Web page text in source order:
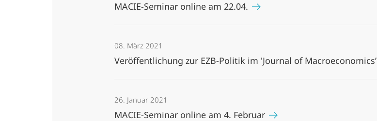
MACIE-Seminar online am 22.04.
08. März 2021
Veröffentlichung zur EZB-Politik im 'Journal of Macroeconomics’
26. Januar 2021
MACIE-Seminar online am 4. Februar